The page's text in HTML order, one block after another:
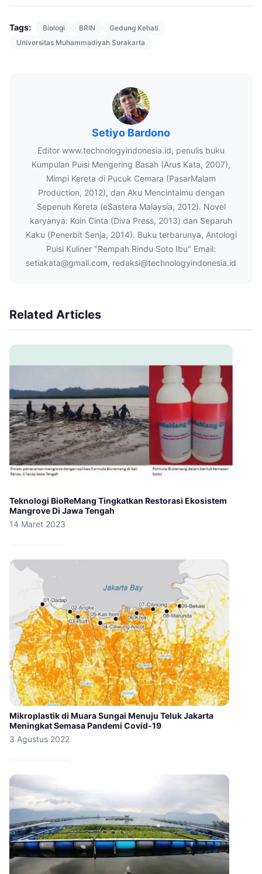
Tags: Biologi BRIN
Gedung Kehati
Universitas Muhammadiyah Surakarta
Setiyo Bardono
Editor www.technologyindonesia.id, penulis buku
Kumpulan Puisi Mengering Basah (Arus Kata, 2007),
Mimpi Kereta di Pucuk Cemara (PasarMalam
Production, 2012), dan Aku Mencintaimu dengan
Sepenuh Kereta (eSastera Malaysia, 2012). Novel
karyanya: Koin Cinta (Diva Press, 2013) dan Separuh
Kaku (Penerbit Senja, 2014). Buku terbarunya, Antologi
Puisi Kuliner "Rempah Rindu Soto Ibu" Email:
setiakata@gmail.com, redaksi@technologyindonesia.id
Related Articles
Teknologi BioReMang Tingkatkan Restorasi Ekosistem
Mangrove Di Jawa Tengah
14 Maret 2023
Mikroplastik di Muara Sungai Menuju Teluk Jakarta
Meningkat Semasa Pandemi Covid-19
3 Agustus 2022